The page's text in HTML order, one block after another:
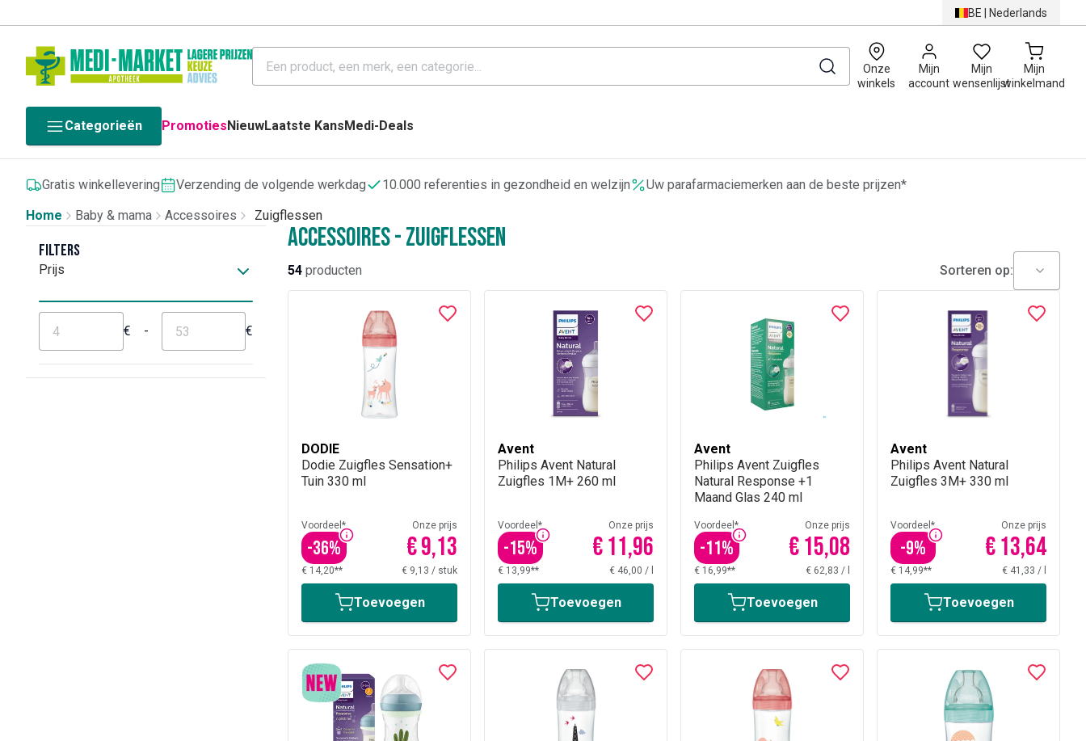
BE | Nederlands
Onze
winkels
Mijn
account
Mijn
wensenlijst
Mijn
winkelmand
0
Categorieën PromotiesNieuwLaatste KansMedi-Deals
Gratis winkellevering Verzending de volgende werkdag 10.000 referenties in gezondheid en welzijn
Uw parafarmaciemerken aan de beste prijzen*
Home
Baby & mama Accessoires Zuigflessen
Filters
Prijs
€ - €
Accessoires - Zuigflessen
54 producten Sorteren op:
DODIE
Dodie Zuigfles Sensation+
Tuin 330 ml
Voordeel*
-36%
Onze prijs
€ 9,13
€ 14,20** € 9,13 / stuk
Toevoegen
Avent
Philips Avent Natural
Zuigfles 1M+ 260 ml
Voordeel*
-15%
Onze prijs
€ 11,96
€ 13,99** € 46,00 /
Toevoegen
Avent
Philips Avent Zuigfles
Natural Response +1
Maand Glas 240 ml
Voordeel*
-11%
Onze prijs
€ 15,08
€ 16,99** € 62,83 /
Toevoegen
Avent
Philips Avent Natural
Zuigfles 3M+ 330 ml
Voordeel*
-9%
Onze prijs
€ 13,64
€ 14,99** € 41,33 /
Toevoegen